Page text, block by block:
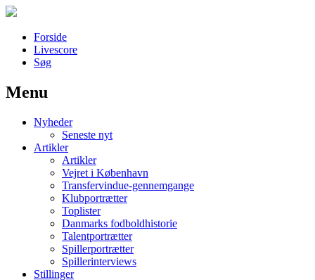
Forside
Livescore
Søg
Наши партнеры
лучшие займы
Menu
Nyheder
Seneste nyt
Artikler
Artikler
Vejret i København
Transfervindue-gennemgange
Klubportrætter
Toplister
Danmarks fodboldhistorie
Talentportrætter
Spillerportrætter
Spillerinterviews
Stillinger